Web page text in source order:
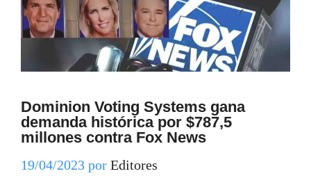
Dominion Voting Systems gana
demanda histórica por $787,5
millones contra Fox News
19/04/2023 por Editores